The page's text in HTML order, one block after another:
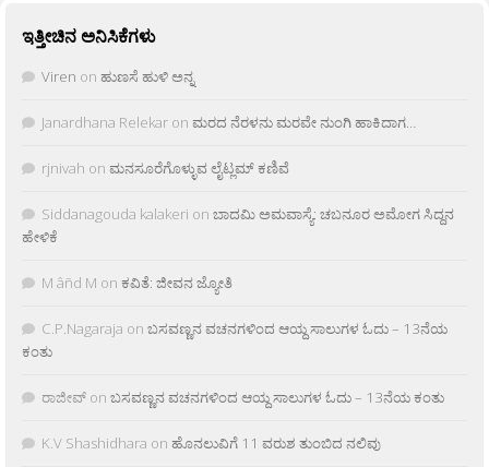
ಇತ್ತೀಚಿನ ಅನಿಸಿಕೆಗಳು
Viren on ಹುಣಸೆ ಹುಳಿ ಅನ್ನ
Janardhana Relekar on ಮರದ ನೆರಳನು ಮರವೇ ನುಂಗಿ ಹಾಕಿದಾಗ…
rjnivah on ಮನಸೂರೆಗೊಳ್ಳುವ ಲೈಟ್ಲಮ್ ಕಣಿವೆ
Siddanagouda kalakeri on ಬಾದಮಿ ಅಮವಾಸ್ಯೆ: ಚಬನೂರ ಅಮೋಗ ಸಿದ್ದನ
ಹೇಳಿಕೆ
M âñd M on ಕವಿತೆ: ಜೀವನ ಜ್ಯೋತಿ
C.P.Nagaraja on ಬಸವಣ್ಣನ ವಚನಗಳಿಂದ ಆಯ್ದ ಸಾಲುಗಳ ಓದು – 13ನೆಯ
ಕಂತು
ರಾಜೀವ್ on ಬಸವಣ್ಣನ ವಚನಗಳಿಂದ ಆಯ್ದ ಸಾಲುಗಳ ಓದು – 13ನೆಯ ಕಂತು
K.V Shashidhara on ಹೊನಲುವಿಗೆ 11 ವರುಶ ತುಂಬಿದ ನಲಿವು